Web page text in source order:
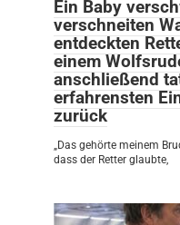
Ein Baby
verschneiten
entdeckten
einem
anschließend
erfahrensten
zurück
„Das gehörte meinem
dass der Retter glaubte,